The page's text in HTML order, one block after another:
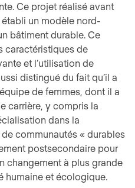
Ce projet réalisé avant
établi un modèle nord-
bâtiment durable. Ce
caractéristiques de
et l’utilisation de
distingué du fait qu’il a
de femmes, dont il a
carrière, y compris la
dans la
communautés « durables
postsecondaire pour
changement à plus grande
humaine et écologique.